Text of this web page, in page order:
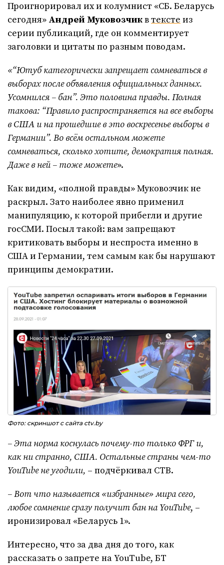
Проигнорировал их и колумнист «СБ. Беларусь
сегодня» Андрей Муковозчиквтексте из
серии публикаций, где он комментирует
заголовки и цитаты по разным поводам.
«“Ютуб категорически запрещает сомневаться в
выборах после объявления официальных данных.
Усомнился – бан”. Это половина правды. Полная
такова: “Правило распространяется на все выборы
в США и на прошедшие в это воскресенье выборы в
Германии”. Во всём остальном можете
сомневаться, сколько хотите, демократия полная.
Даже в ней – тоже можете».
Как видим, «полной правды» Муковозчик не
раскрыл. Зато наиболее явно применил
манипуляцию, к которой прибегли и другие
госСМИ. Посыл такой: вам запрещают
критиковать выборы и неспроста именно в
США и Германии, тем самым как бы нарушают
принципы демократии.
Фото: скриншот с сайта ctv.by
– Эта норма коснулась почему-то только ФРГ и,
как ни странно, США. Остальные страны чем-то
YouTube не угодили, – подчёркивал СТВ.
– Вот что называется «избранные» мира сего,
любое сомнение сразу получит бан на YouTube, –
иронизировал «Беларусь 1».
Интересно, что за два дня до того, как
рассказать о запрете на YouTube, БТ